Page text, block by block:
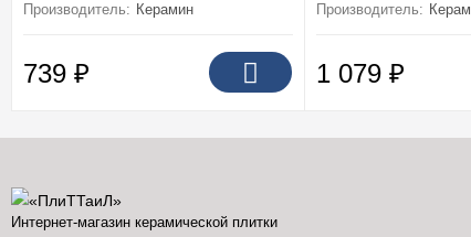
Производитель: Керамин
739 ₽
Производитель:
1 079 ₽
Интернет-магазин керамической плитки